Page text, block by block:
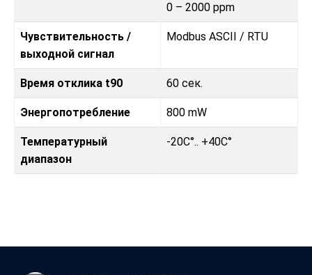
0 – 2000 ppm
Чувствительность /
выходной сигнал
Modbus ASCII / RTU
Время отклика t90 60 сек.
Энергопотребление 800 mW
Температурный
диапазон
-20C°.. +40C°